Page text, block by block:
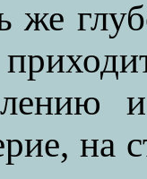
же
на